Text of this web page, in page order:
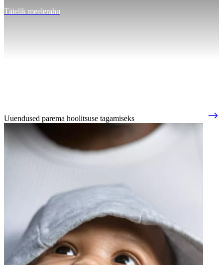
Täielik meelerahu
Uuendused parema hoolitsuse tagamiseks